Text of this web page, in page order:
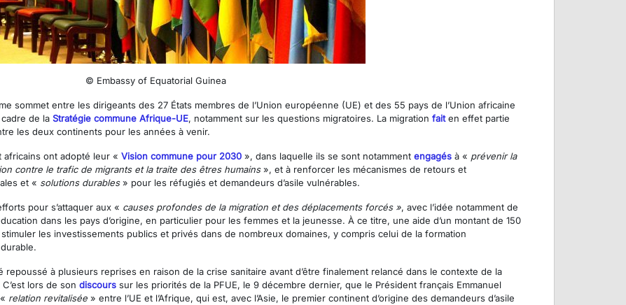
© Embassy of Equatorial Guinea
sommet entre les dirigeants des 27 États membres de l’Union européenne (UE) et des 55 pays de l’Union africaine
de la Stratégie commune Afrique-UE, notamment sur les questions migratoires. La migration faiten effet partie
les deux continents pour les années à venir.
africains ont adopté leur « Vision commune pour 2030 », dans laquelle ils se sont notamment engagés à « prévenir la
contre le trafic de migrants et la traite des êtres humains», et à renforcer les mécanismes de retours et
et « solutions durables» pour les réfugiés et demandeurs d’asile vulnérables.
pour s’attaquer aux « causes profondes de la migration et des déplacements forcés », avec l’idée notamment de
dans les pays d’origine, en particulier pour les femmes et la jeunesse. À ce titre, une aide d’un montant de 150
stimuler les investissements publics et privés dans de nombreux domaines, y compris celui de la formation
à plusieurs reprises en raison de la crise sanitaire avant d’être finalement relancé dans le contexte de la
lors de son discours sur les priorités de la PFUE, le 9 décembre dernier, que le Président français Emmanuel
relation revitalisée » entre l’UE et l’Afrique, qui est, avec l’Asie, le premier continent d’origine des demandeurs d’asile